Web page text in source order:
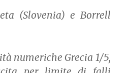
(Slovenia) e Borrell
numeriche Grecia 1/5,